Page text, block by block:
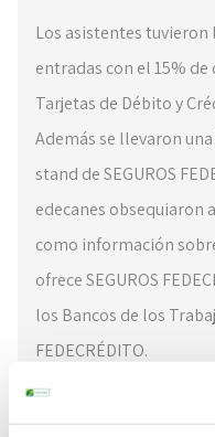
Los asistentes
entradas con el 15%
Tarjetas de Débito y
Además se llevaron
stand de SEGUROS
edecanes obsequiaron
como información
ofrece SEGUROS
los Bancos de los
FEDECRÉDITO.